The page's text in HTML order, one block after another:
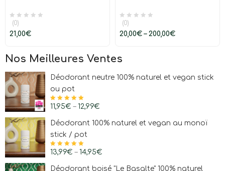
(0)
21,00€
(0)
20,00€ – 200,00€
Nos Meilleures Ventes
Déodorant neutre 100% naturel et vegan stick
ou pot
Note 4.97sur
11,95€ – 12,99€
Déodorant 100% naturel et vegan au monoï
stick / pot
Note4.97sur
13,99€ – 14,95€
Déodorant boisé "Le Basalte" 100% naturel